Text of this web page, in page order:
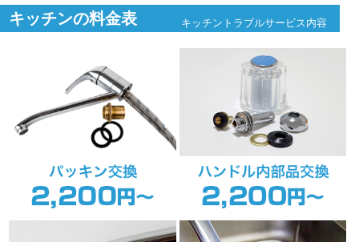
キッチンの料金表 キッチントラブルサービス内容